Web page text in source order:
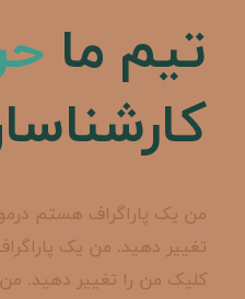
تیم‌ ما
من یک پاراگراف هستم
تغییر دهید. من یک
کلیک من را تغییر دهید.